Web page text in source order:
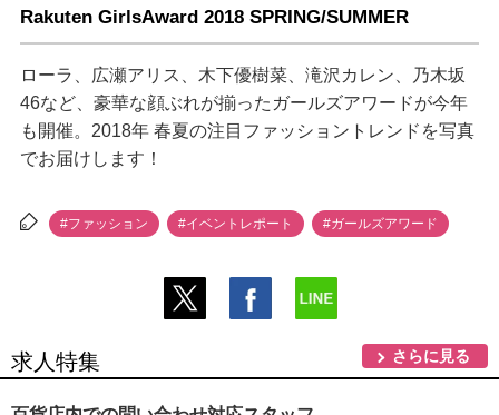
Rakuten GirlsAward 2018 SPRING/SUMMER
ローラ、広瀬アリス、木下優樹菜、滝沢カレン、乃木坂
46など、豪華な顔ぶれが揃ったガールズアワードが今年
も開催。2018年 春夏の注目ファッショントレンドを写真
でお届けします！
#ファッション #イベントレポート #ガールズアワード
求人特集 さらに見る